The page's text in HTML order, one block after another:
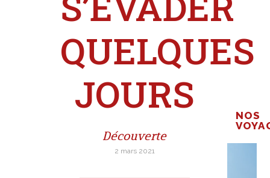
QUELQUES
JOURS
Découverte
2 mars 2021
NOS